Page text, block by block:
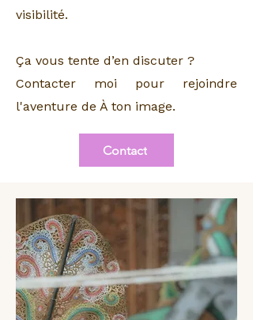
visibilité.
Ça vous tente d’en discuter ?
Contacter moi pour rejoindre
l'aventure de À ton image.
Contact